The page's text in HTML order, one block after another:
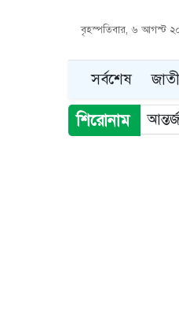
বৃহস্পতিবার, ৬ আগস্ট
সর্বশেষ
শিরোনাম
Item